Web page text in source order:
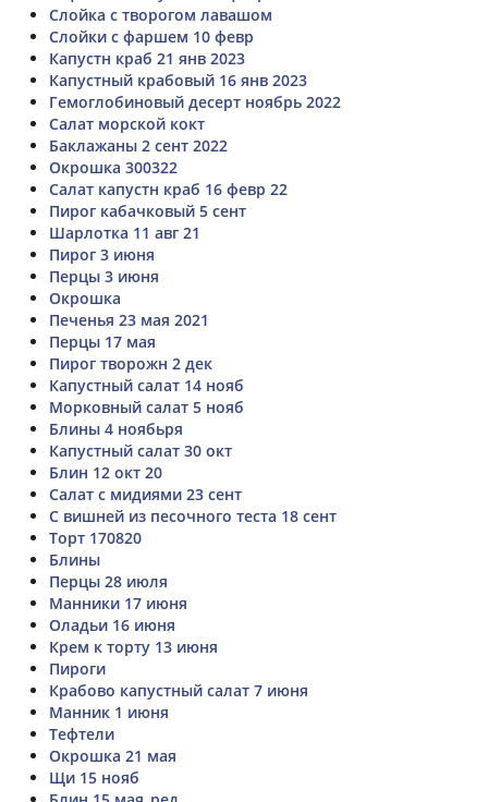
Слойка с творогом лавашом
Слойки с фаршем 10 февр
Капустн краб 21 янв 2023
Капустный крабовый 16 янв 2023
Гемоглобиновый десерт ноябрь 2022
Салат морской кокт
Баклажаны 2 сент 2022
Окрошка 300322
Салат капустн краб 16 февр 22
Пирог кабачковый 5 сент
Шарлотка 11 авг 21
Пирог 3 июня
Перцы 3 июня
Окрошка
Печенья 23 мая 2021
Перцы 17 мая
Пирог творожн 2 дек
Капустный салат 14 нояб
Морковный салат 5 нояб
Блины 4 ноябьря
Капустный салат 30 окт
Блин 12 окт 20
Салат с мидиями 23 сент
С вишней из песочного теста 18 сент
Торт 170820
Блины
Перцы 28 июля
Манники 17 июня
Оладьи 16 июня
Крем к торту 13 июня
Пироги
Крабово капустный салат 7 июня
Манник 1 июня
Тефтели
Окрошка 21 мая
Щи 15 нояб